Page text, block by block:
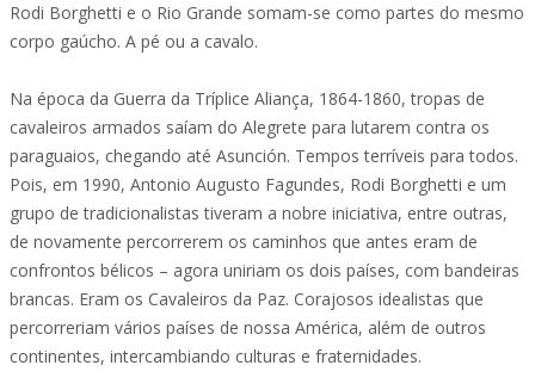
Rodi Borghetti e o Rio Grande somam-se como partes do mesmo
corpo gaúcho. A pé ou a cavalo.
Na época da Guerra da Tríplice Aliança, 1864-1860, tropas de
cavaleiros armados saíam do Alegrete para lutarem contra os
paraguaios, chegando até Asunción. Tempos terríveis para todos.
Pois, em 1990, Antonio Augusto Fagundes, Rodi Borghetti e um
grupo de tradicionalistas tiveram a nobre iniciativa, entre outras,
de novamente percorrerem os caminhos que antes eram de
confrontos bélicos – agora uniriam os dois países, com bandeiras
brancas. Eram os Cavaleiros da Paz. Corajosos idealistas que
percorreriam vários países de nossa América, além de outros
continentes, intercambiando culturas e fraternidades.